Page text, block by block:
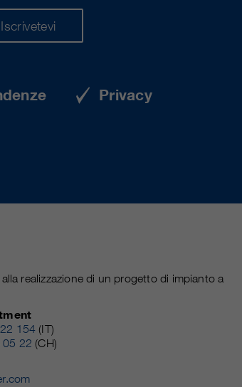
Iscrivetevi
Privacy
realizzazione di un progetto di impianto a
154 (IT)
22 (CH)